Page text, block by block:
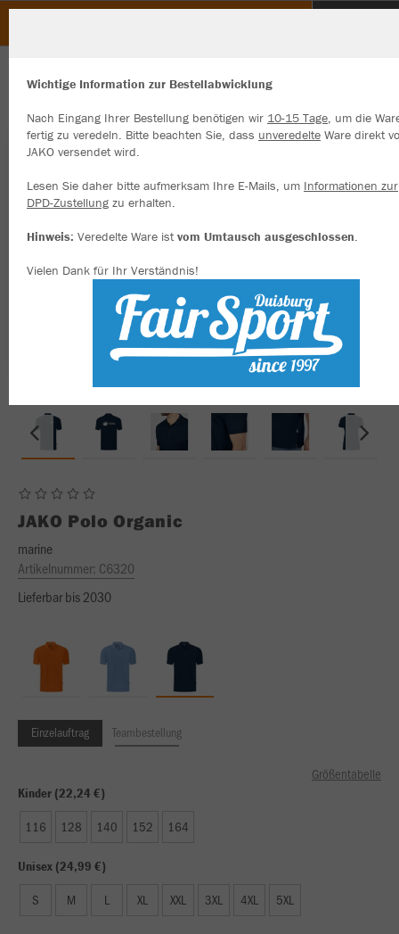
JAKO Polo Organic
marine
Artikelnummer: C6320
Lieferbar bis 2030
Einzelauftrag Teambestellung
Größentabelle
Kinder (22,24 €)
116 128 140 152 164
Unisex (24,99 €)
S M L XL XXL 3XL 4XL 5XL
Wichtige Information zur Bestellabwicklung
Nach Eingang Ihrer Bestellung benötigen wir 10-15 Tage, um die
fertig zu veredeln. Bitte beachten Sie, dass unveredelte Ware direkt
JAKO versendet wird.
Lesen Sie daher bitte aufmerksam Ihre E-Mails, um Informationen zur
DPD-Zustellung zu erhalten.
Hinweis: Veredelte Ware istvom Umtausch ausgeschlossen.
Vielen Dank für Ihr Verständnis!
Wir verwenden Cookies
Inhalte anzeigen und unsere Website verbessern. Weitere
zu den Cookies findest Du in den Einstellungen.
Alle akzeptieren
Alle ablehnen
mehr Infos
Datenschutz
Impressum